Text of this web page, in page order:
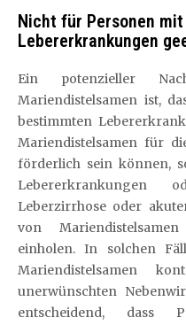
Nicht für Personen
Lebererkrankungen
Ein potenzieller
Mariendistelsamen ist,
bestimmten
Mariendistelsamen für
förderlich sein können,
Lebererkrankungen
Leberzirrhose oder
von
einholen. In solchen
Mariendistelsamen
unerwünschten
entscheidend, dass